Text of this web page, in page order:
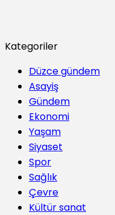
Kategoriler
Düzce gündem
Asayiş
Gündem
Ekonomi
Yaşam
Siyaset
Spor
Sağlık
Çevre
Kültür sanat